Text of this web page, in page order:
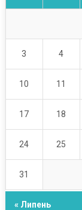
3 4
10 11
17 18
24 25
31
« Липень